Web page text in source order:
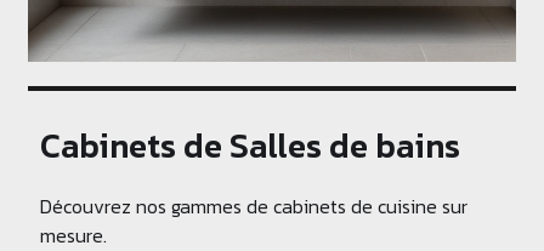
Cabinets de Salles de bains
Découvrez nos gammes de cabinets de cuisine sur
mesure.